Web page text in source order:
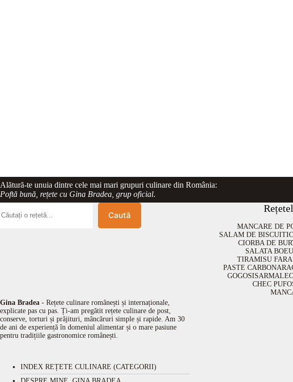
Alătură-te unuia dintre cele mai mari grupuri culinare din România:
Poftă bună, rețete cu Gina Bradea, grup oficial.
Caută
Gina Bradea - Rețete culinare românești și internaționale,
explicate pas cu pas. Ți-am pregătit rețete culinare de post,
conserve, torturi și prăjituri, mâncăruri simple și rapide. Am 30
de ani de experiență în domeniul alimentar și o mare pasiune
pentru tradițiile gastronomice românești.
INDEX REȚETE CULINARE (CATEGORII)
MANCARE DE
SALAM DE BISCUITI
CIORBA DE
SALATA
TIRAMISU
PASTE CARBONARA
GOGOSISARMALE
CHEC